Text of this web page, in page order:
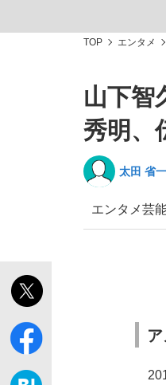
「最
「ク
私の
TOP エンタメ
山下智
秀明、
太田 省一
エンタメ芸